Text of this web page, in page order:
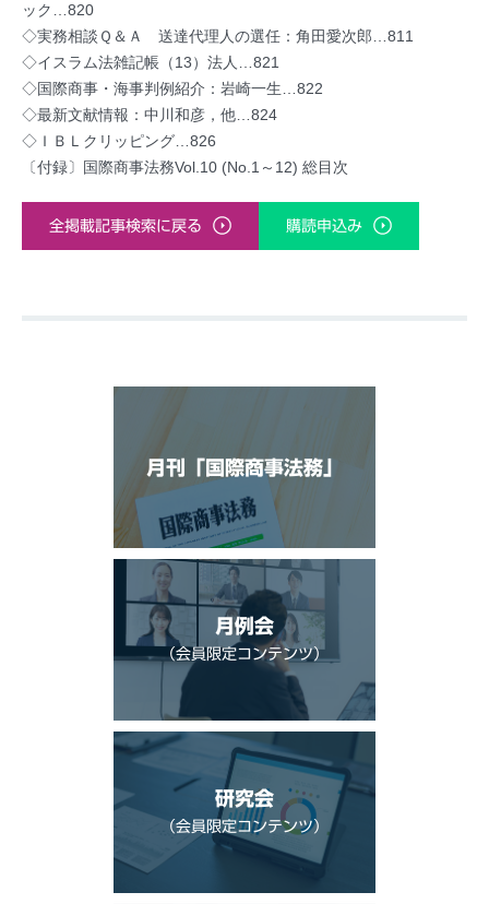
ック…820
◇実務相談Ｑ＆Ａ 送達代理人の選任：角田愛次郎…811
◇イスラム法雑記帳（13）法人…821
◇国際商事・海事判例紹介：岩崎一生…822
◇最新文献情報：中川和彦，他…824
◇ＩＢＬクリッピング…826
〔付録〕国際商事法務Vol.10 (No.1～12) 総目次
全掲載記事検索に戻る 購読申込み
月刊「国際商事法務」
月例会
（会員限定コンテンツ）
研究会
（会員限定コンテンツ）